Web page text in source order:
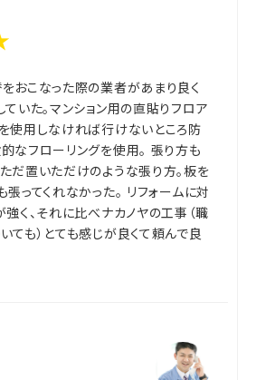
おこなった際の業者があまり良く
いた。マンション用の直貼りフロア
使用しなければ行けないところ防
なフローリングを使用。 張り方も
だ置いただけのような張り方。板を
ってくれなかった。 リフォームに対
強く、それに比べナカノヤの工事（職
ても）とても感じが良くて頼んで良